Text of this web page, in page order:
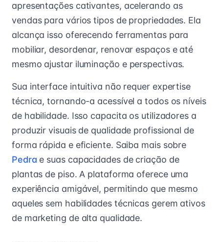
apresentações cativantes, acelerando as
vendas para vários tipos de propriedades. Ela
alcança isso oferecendo ferramentas para
mobiliar, desordenar, renovar espaços e até
mesmo ajustar iluminação e perspectivas.
Sua interface intuitiva não requer expertise
técnica, tornando-a acessível a todos os níveis
de habilidade. Isso capacita os utilizadores a
produzir visuais de qualidade profissional de
forma rápida e eficiente. Saiba mais sobre
Pedra e suas capacidades de criação de
plantas de piso. A plataforma oferece uma
experiência amigável, permitindo que mesmo
aqueles sem habilidades técnicas gerem ativos
de marketing de alta qualidade.